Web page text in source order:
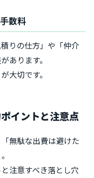
数料
りの仕方」や「仲介
あります。
大切です。
イントと注意点
無駄な出費は避けた
注意すべき落とし穴